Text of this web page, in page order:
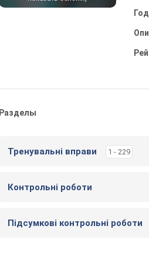
Разделы
Тренувальні вправи 1 - 229
Контрольні роботи
Підсумкові контрольні роботи